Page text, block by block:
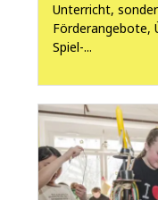
Unterricht,
Förderangebote,
Spiel-...